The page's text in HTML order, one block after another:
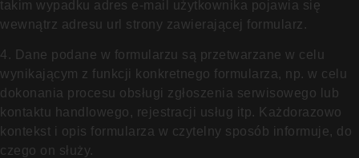
takim wypadku adres e-mail użytkownika pojawia się
wewnątrz adresu url strony zawierającej formularz.
4. Dane podane w formularzu są przetwarzane w celu
wynikającym z funkcji konkretnego formularza, np. w celu
dokonania procesu obsługi zgłoszenia serwisowego lub
kontaktu handlowego, rejestracji usług itp. Każdorazowo
kontekst i opis formularza w czytelny sposób informuje, do
czego on służy.